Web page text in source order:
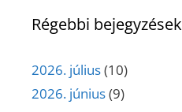
Régebbi bejegyzések
2026. július(10)
2026. június(9)